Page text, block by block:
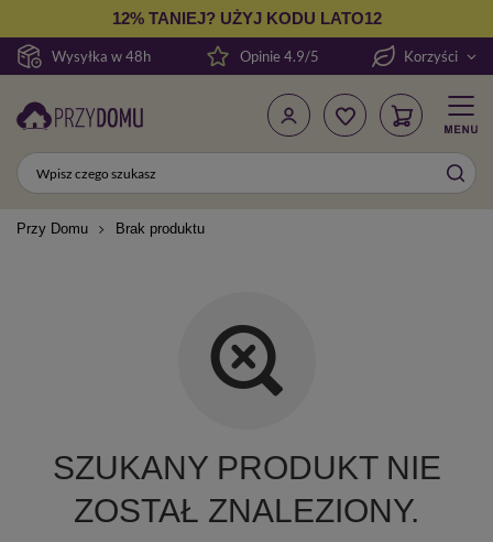
Wysyłka w 48h
12% TANIEJ? UŻYJ KODU LATO12
Opinie 4.9/5 Korzyści
Przy Domu Brak produktu
SZUKANY PRODUKT NIE
ZOSTAŁ ZNALEZIONY.